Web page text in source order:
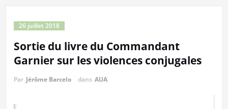
26 juillet 2018
Sortie du livre du Commandant
Garnier sur les violences conjugales
Par Jérôme Barcelo dans AUA